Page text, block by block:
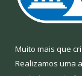
Muito mais que
Realizamos uma